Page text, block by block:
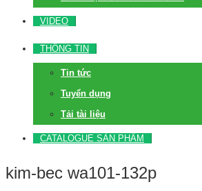
VIDEO
THÔNG TIN
Tin tức
Tuyển dụng
Tải tài liệu
CATALOGUE SẢN PHẨM
kim-bec wa101-132p